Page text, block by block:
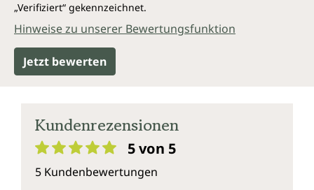
„Verifiziert“ gekennzeichnet.
Hinweise zu unserer Bewertungsfunktion
Jetzt bewerten
Kundenrezensionen
5 von 5
5 Kundenbewertungen